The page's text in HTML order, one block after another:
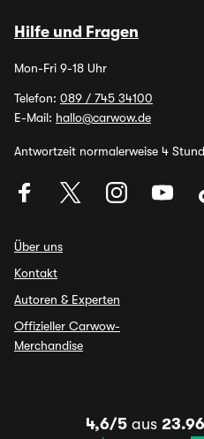
Hilfe und Fragen
Mon-Fri 9-18 Uhr
Telefon: 089 / 745 34100
E-Mail: hallo@carwow.de
Antwortzeit normalerweise 4
Über uns
Kontakt
Autoren & Experten
Offizieller Carwow-
Merchandise
4,6/5 aus